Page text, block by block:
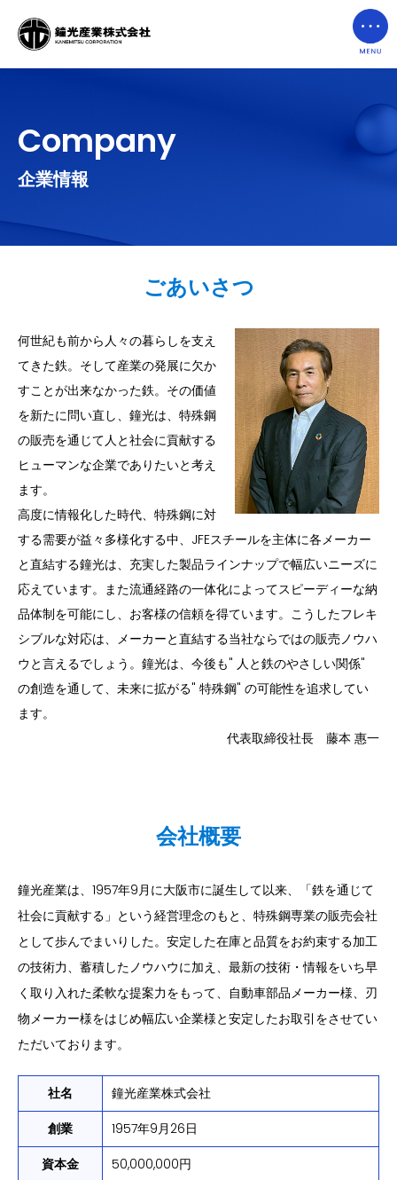
Company
企業情報
ごあいさつ
何世紀も前から人々の暮らしを支え
てきた鉄。そして産業の発展に欠か
すことが出来なかった鉄。その価値
を新たに問い直し、鐘光は、特殊鋼
の販売を通じて人と社会に貢献する
ヒューマンな企業でありたいと考え
ます。
高度に情報化した時代、特殊鋼に対
する需要が益々多様化する中、JFEスチールを主体に各メーカー
と直結する鐘光は、充実した製品ラインナップで幅広いニーズに
応えています。また流通経路の一体化によってスピーディーな納
品体制を可能にし、お客様の信頼を得ています。こうしたフレキ
シブルな対応は、メーカーと直結する当社ならではの販売ノウハ
ウと言えるでしょう。鐘光は、今後も" 人と鉄のやさしい関係"
の創造を通して、未来に拡がる" 特殊鋼" の可能性を追求してい
ます。
代表取締役社長 藤本 惠一
会社概要
鐘光産業は、1957年9月に大阪市に誕生して以来、「鉄を通じて
社会に貢献する」という経営理念のもと、特殊鋼専業の販売会社
として歩んでまいりした。安定した在庫と品質をお約束する加工
の技術力、蓄積したノウハウに加え、最新の技術・情報をいち早
く取り入れた柔軟な提案力をもって、自動車部品メーカー様、刃
物メーカー様をはじめ幅広い企業様と安定したお取引をさせてい
ただいております。
社名
鐘光産業株式会社
創業
1957年9月26日
資本金
50,000,000円